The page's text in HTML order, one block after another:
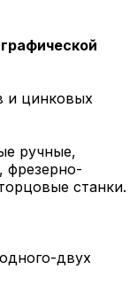
и цинковых
ручные,
фрезерно-
станки.
двух